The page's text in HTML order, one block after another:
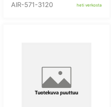
AIR-571-3120 heti verkosta